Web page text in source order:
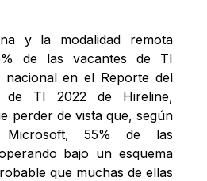
y la modalidad remota
de las vacantes de TI
nacional en el Reporte del
de TI 2022 de Hireline,
perder de vista que, según
Microsoft, 55% de las
bajo un esquema
que muchas de ellas